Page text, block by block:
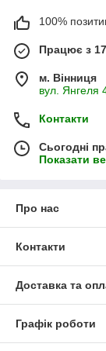
100%
Працює з
м. Вінниця
вул. Янгеля
Контакти
Сьогодні
Показати
Про нас
Контакти
Доставка та
Графік роботи